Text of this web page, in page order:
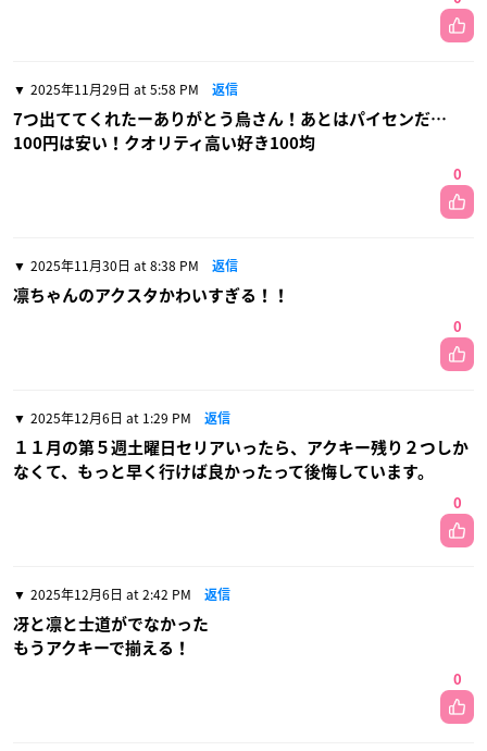
2025年11月29日 at 5:58 PM 返信
7つ出ててくれたーありがとう烏さん！あとはパイセンだ…
100円は安い！クオリティ高い好き100均
0
2025年11月30日 at 8:38 PM 返信
凛ちゃんのアクスタかわいすぎる！！
0
2025年12月6日 at 1:29 PM 返信
１１月の第５週土曜日セリアいったら、アクキー残り２つしか
なくて、もっと早く行けば良かったって後悔しています。
0
2025年12月6日 at 2:42 PM 返信
冴と凛と士道がでなかった
もうアクキーで揃える！
0